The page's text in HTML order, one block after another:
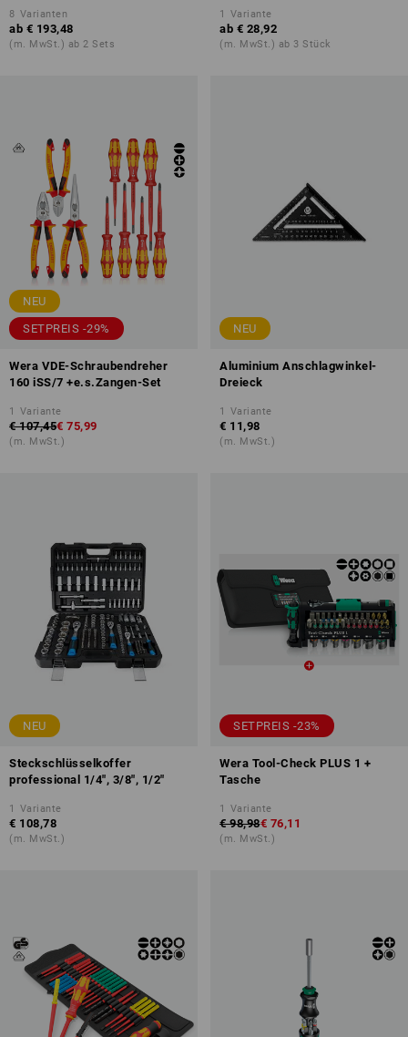
8 Varianten
ab € 193,48
(m. MwSt.) ab 2 Sets
1 Variante
ab € 28,92
(m. MwSt.) ab 3 Stück
NEU
SETPREIS -29%
Wera VDE-Schraubendreher
160 iSS/7 +e.s.Zangen-Set
1 Variante
€ 107,45€ 75,99
(m. MwSt.)
NEU
Aluminium Anschlagwinkel-
Dreieck
1 Variante
€ 11,98
(m. MwSt.)
NEU
Steckschlüsselkoffer
professional 1/4", 3/8", 1/2"
1 Variante
€ 108,78
(m. MwSt.)
SETPREIS -23%
Wera Tool-Check PLUS 1 +
Tasche
1 Variante
€ 98,98€ 76,11
(m. MwSt.)